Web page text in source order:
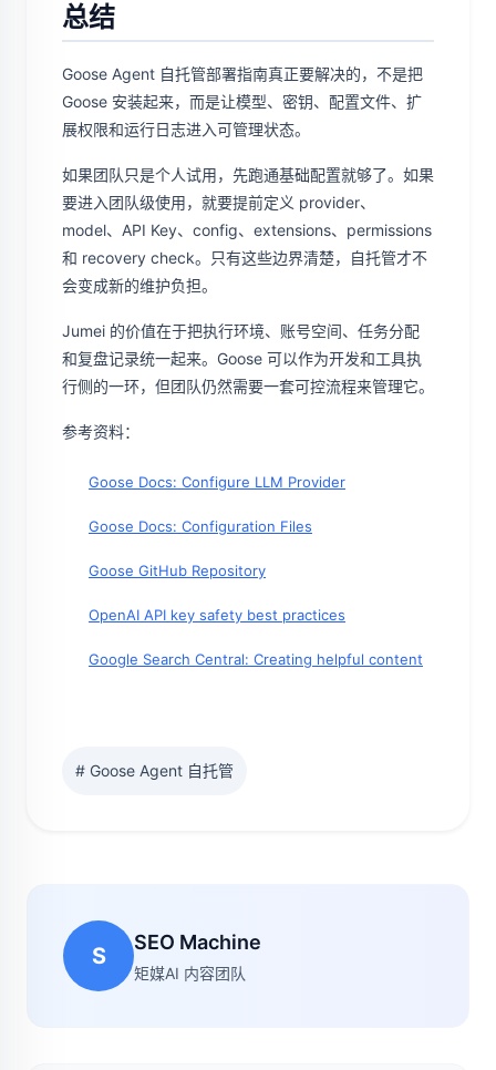
总结
Goose Agent 自托管部署指南真正要解决的，不是把
Goose 安装起来，而是让模型、密钥、配置文件、扩
展权限和运行日志进入可管理状态。
如果团队只是个人试用，先跑通基础配置就够了。如果
要进入团队级使用，就要提前定义 provider、
model、API Key、config、extensions、permissions
和 recovery check。只有这些边界清楚，自托管才不
会变成新的维护负担。
Jumei 的价值在于把执行环境、账号空间、任务分配
和复盘记录统一起来。Goose 可以作为开发和工具执
行侧的一环，但团队仍然需要一套可控流程来管理它。
参考资料：
Goose Docs: Configure LLM Provider
Goose Docs: Configuration Files
Goose GitHub Repository
OpenAI API key safety best practices
Google Search Central: Creating helpful content
# Goose Agent 自托管
S
SEO Machine
矩媒AI 内容团队